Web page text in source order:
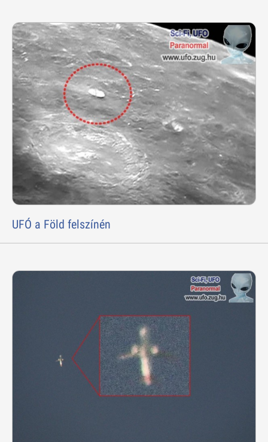
UFÓ a Föld felszínén